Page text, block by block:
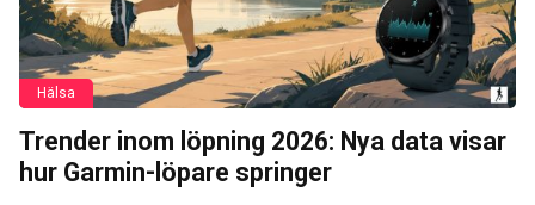
Hälsa
Trender inom löpning 2026: Nya data visar
hur Garmin-löpare springer